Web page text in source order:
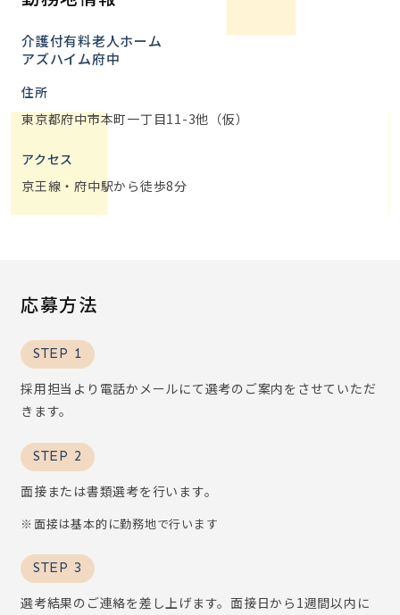
介護付有料老人ホーム
アズハイム府中
住所
東京都府中市本町一丁目11-3他（仮）
アクセス
京王線・府中駅から徒歩8分
応募方法
STEP 1
採用担当より電話かメールにて選考のご案内をさせていただ
きます。
STEP 2
面接または書類選考を行います。
面接は基本的に勤務地で行います
STEP 3
選考結果のご連絡を差し上げます。面接日から1週間以内に